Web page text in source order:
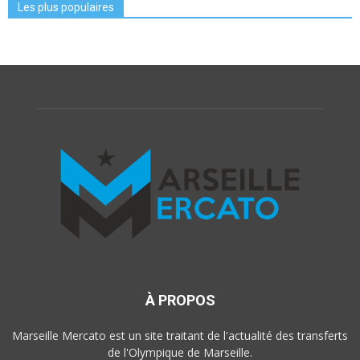
Les plus populaires
À PROPOS
Marseille Mercato est un site traitant de l'actualité des transferts
de l'Olympique de Marseille.